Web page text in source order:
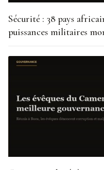
Sécurité : 38 pays
puissances militaires